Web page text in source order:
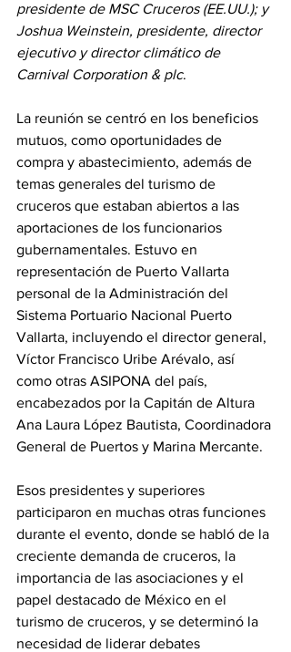
presidente de MSC Cruceros (EE.UU.); y
Joshua Weinstein, presidente, director
ejecutivo y director climático de
Carnival Corporation & plc.
La reunión se centró en los beneficios
mutuos, como oportunidades de
compra y abastecimiento, además de
temas generales del turismo de
cruceros que estaban abiertos a las
aportaciones de los funcionarios
gubernamentales. Estuvo en
representación de Puerto Vallarta
personal de la Administración del
Sistema Portuario Nacional Puerto
Vallarta, incluyendo el director general,
Víctor Francisco Uribe Arévalo, así
como otras ASIPONA del país,
encabezados por la Capitán de Altura
Ana Laura López Bautista, Coordinadora
General de Puertos y Marina Mercante.
Esos presidentes y superiores
participaron en muchas otras funciones
durante el evento, donde se habló de la
creciente demanda de cruceros, la
importancia de las asociaciones y el
papel destacado de México en el
turismo de cruceros, y se determinó la
necesidad de liderar debates